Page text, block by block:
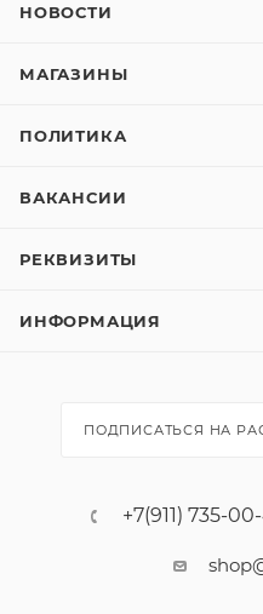
НОВОСТИ
МАГАЗИНЫ
ПОЛИТИКА
ВАКАНСИИ
РЕКВИЗИТЫ
ИНФОРМАЦИЯ
ПОДПИСАТЬСЯ НА
+7(911) 735-